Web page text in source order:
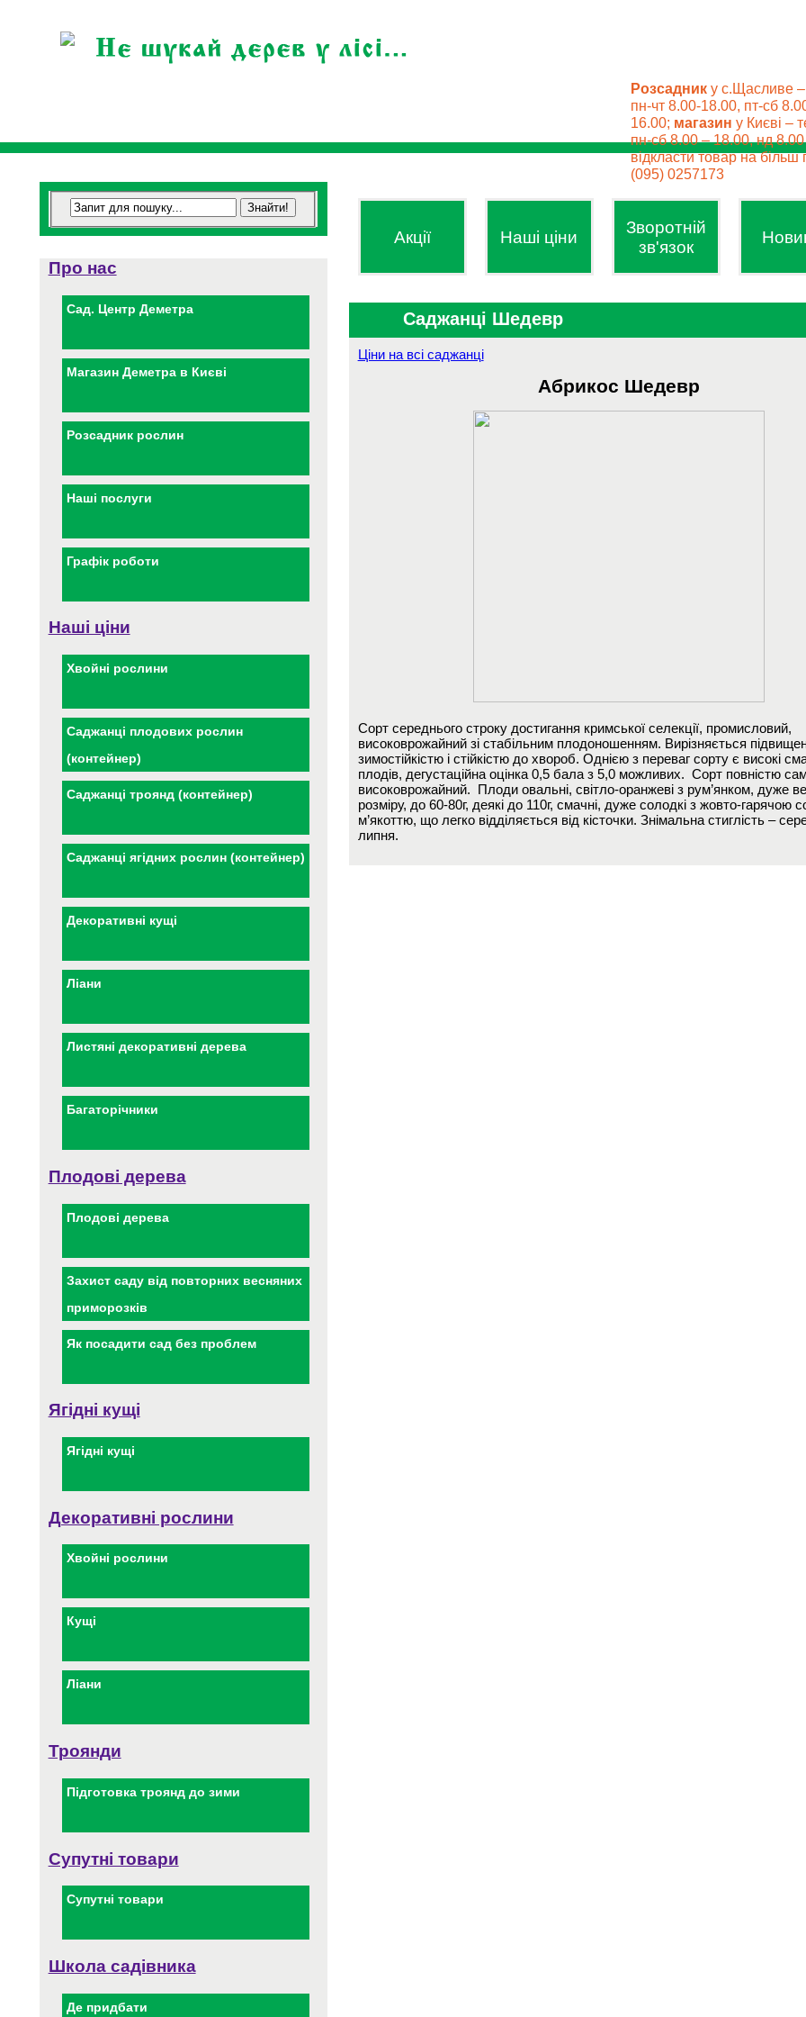
Розсадник у с.Щасливе
пн-чт 8.00-18.00, пт-сб
16.00; магазин у Києві –
пн-сб 8.00 – 18.00, нд
відкласти товар на більш
(095) 0257173
Про нас
Сад. Центр Деметра
Магазин Деметра в Києві
Розсадник рослин
Наші послуги
Графік роботи
Наші ціни
Хвойні рослини
Саджанці плодових рослин
(контейнер)
Саджанці троянд (контейнер)
Саджанці ягідних рослин (контейнер)
Декоративні кущі
Ліани
Листяні декоративні дерева
Багаторічники
Плодові дерева
Плодові дерева
Захист саду від повторних весняних
приморозків
Як посадити сад без проблем
Ягідні кущі
Ягідні кущі
Декоративні рослини
Хвойні рослини
Кущі
Ліани
Троянди
Підготовка троянд до зими
Супутні товари
Супутні товари
Школа садівника
Де придбати
Акції Наші ціни
Зворотній
зв'язок
Саджанці Шедевр
Ціни на всі саджанці
Абрикос Шедевр
Сорт середнього строку достигання кримської селекції, промисловий,
високоврожайний зі стабільним плодоношенням. Вирізняється
зимостійкістю і стійкістю до хвороб. Однією з переваг сорту є високі
плодів, дегустаційна оцінка 0,5 бала з 5,0 можливих. Сорт повністю
високоврожайний. Плоди овальні, світло-оранжеві з рум’янком, дуже
розміру, до 60-80г, деякі до 110г, смачні, дуже солодкі з жовто-гарячою
м’якоттю, що легко відділяється від кісточки. Знімальна стиглість –
липня.